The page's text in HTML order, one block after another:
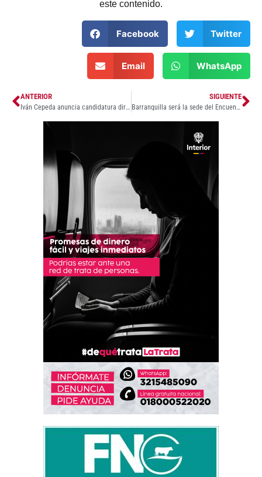
este contenido.
Facebook Twitter
Email WhatsApp
ANTERIOR
Iván Cepeda anuncia candidatura directa a primera vuelta ante posible veto del organismo electoral
SIGUIENTE
Barranquilla será la sede del Encuentro Nacional de Personeros de Colombia en septiembre